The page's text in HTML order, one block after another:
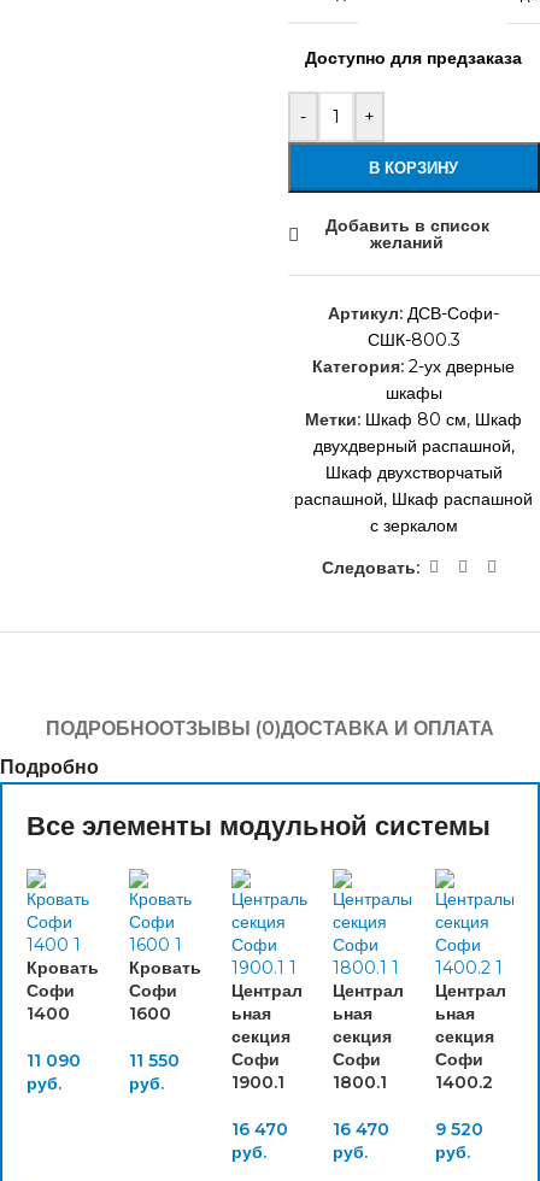
Доступно для предзаказа
- +
В КОРЗИНУ
Добавить в список
желаний
Артикул:ДСВ-Софи-
СШК-800.3
Категория: 2-ух дверные
шкафы
Метки: Шкаф 80 см, Шкаф
двухдверный распашной,
Шкаф двухстворчатый
распашной, Шкаф распашной
с зеркалом
Следовать:
ПОДРОБНООТЗЫВЫ (0)ДОСТАВКА И ОПЛАТА
Подробно
Все элементы модульной системы
Кровать
Софи
1400
11 090
руб.
Кровать
Софи
1600
11 550
руб.
Централ
ьная
секция
Софи
1900.1
16 470
руб.
Централ
ьная
секция
Софи
1800.1
16 470
руб.
Централ
ьная
секция
Софи
1400.2
9 520
руб.